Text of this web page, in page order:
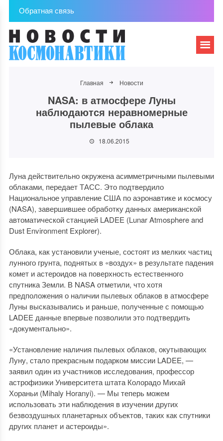
Обратная связь
Главная Новости
NASA: в атмосфере Луны
наблюдаются неравномерные
пылевые облака
18.06.2015
Луна действительно окружена асимметричными пылевыми
облаками, передает ТАСС. Это подтвердило
Национальное управление США по аэронавтике и космосу
(NASA), завершившее обработку данных американской
автоматической станцией LADEE (Lunar Atmosphere and
Dust Environment Explorer).
Облака, как установили ученые, состоят из мелких частиц
лунного грунта, поднятых в «воздух» в результате падения
комет и астероидов на поверхность естественного
спутника Земли. В NASA отметили, что хотя
предположения о наличии пылевых облаков в атмосфере
Луны высказывались и раньше, полученные с помощью
LADEE данные впервые позволили это подтвердить
«документально».
«Установление наличия пылевых облаков, окутывающих
Луну, стало прекрасным подарком миссии LADEE, —
заявил один из участников исследования, профессор
астрофизики Университета штата Колорадо Михай
Хораньи (Mihaly Horanyi). — Мы теперь можем
использовать эти наблюдения в изучении других
безвоздушных планетарных объектов, таких как спутники
других планет и астероиды».